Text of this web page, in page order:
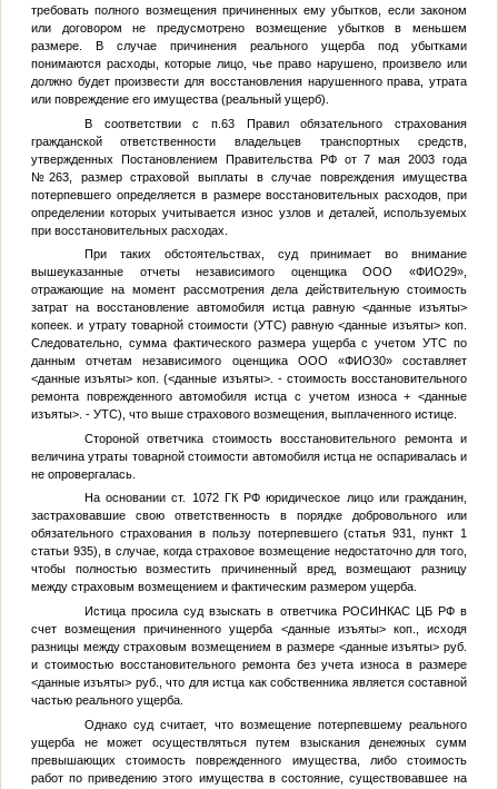
требовать полного возмещения причиненных ему убытков, если законом
или договором не предусмотрено возмещение убытков в меньшем
размере. В случае причинения реального ущерба под убытками
понимаются расходы, которые лицо, чье право нарушено, произвело или
должно будет произвести для восстановления нарушенного права, утрата
или повреждение его имущества (реальный ущерб).
В соответствии с п.63 Правил обязательного страхования
гражданской ответственности владельцев транспортных средств,
утвержденных Постановлением Правительства РФ от 7 мая 2003 года
№263, размер страховой выплаты в случае повреждения имущества
потерпевшего определяется в размере восстановительных расходов, при
определении которых учитывается износ узлов и деталей, используемых
при восстановительных расходах.
При таких обстоятельствах, суд принимает во внимание
вышеуказанные отчеты независимого оценщика ООО «ФИО29»,
отражающие на момент рассмотрения дела действительную стоимость
затрат на восстановление автомобиля истца равную<данные изъяты>
копеек. и утрату товарной стоимости (УТС) равную<данные изъяты>коп.
Следовательно, сумма фактического размера ущерба с учетом УТС по
данным отчетам независимого оценщика ООО «ФИО30» составляет
<данные изъяты> коп. (<данные изъяты>. - стоимость восстановительного
ремонта поврежденного автомобиля истца с учетом износа +<данные
изъяты>. - УТС), что выше страхового возмещения, выплаченного истице.
Стороной ответчика стоимость восстановительного ремонта и
величина утраты товарной стоимости автомобиля истца не оспаривалась и
не опровергалась.
На основании ст. 1072 ГК РФ юридическое лицо или гражданин,
застраховавшие свою ответственность в порядке добровольного или
обязательного страхования в пользу потерпевшего (статья 931, пункт 1
статьи 935), в случае, когда страховое возмещение недостаточно для того,
чтобы полностью возместить причиненный вред, возмещают разницу
между страховым возмещением и фактическим размером ущерба.
Истица просила суд взыскать в ответчика РОСИНКАС ЦБ РФ в
счет возмещения причиненного ущерба <данные изъяты>коп., исходя
разницы между страховым возмещением в размере <данные изъяты> руб.
и стоимостью восстановительного ремонта без учета износа в размере
<данные изъяты> руб., что для истца как собственника является составной
частью реального ущерба.
Однако суд считает, что возмещение потерпевшему реального
ущерба не может осуществляться путем взыскания денежных сумм
превышающих стоимость поврежденного имущества, либо стоимость
работ по приведению этого имущества в состояние, существовавшее на